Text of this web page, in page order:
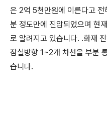
은 2억 5천만원에 이른다고
분 정도만에 진압되었으며 현
로 알려지고 있습니다. .화재
잠실방향 1~2개 차선을 부분
습니다.